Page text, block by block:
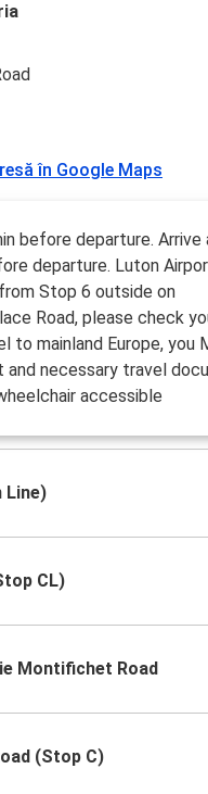
în Google Maps
before departure. Arrive
departure. Luton
Stop 6 outside on
Road, please check
to mainland Europe, you
and necessary travel
accessible
Line)
CL)
Montifichet Road
(Stop C)